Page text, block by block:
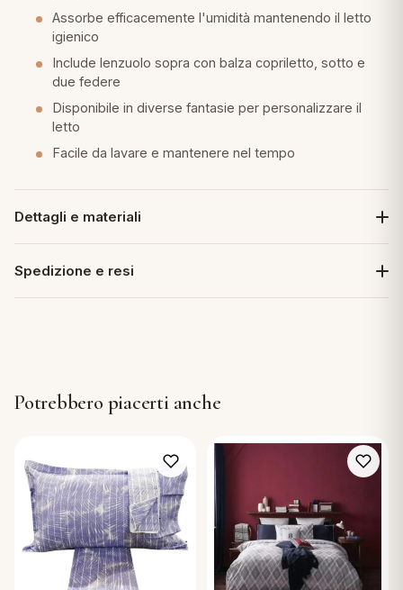
Assorbe efficacemente l'umidità mantenendo il letto
igienico
Include lenzuolo sopra con balza copriletto, sotto e
due federe
Disponibile in diverse fantasie per personalizzare il
letto
Facile da lavare e mantenere nel tempo
Dettagli e materiali
Spedizione e resi
Potrebbero piacerti anche